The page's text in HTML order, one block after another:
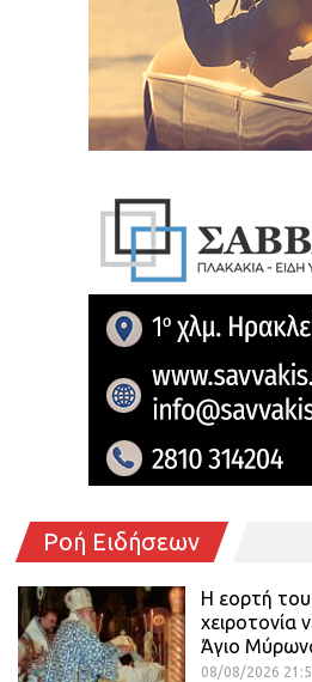
Ροή Ειδήσεων
Η εορτή
χειροτονία
Άγιο
08/08/2026